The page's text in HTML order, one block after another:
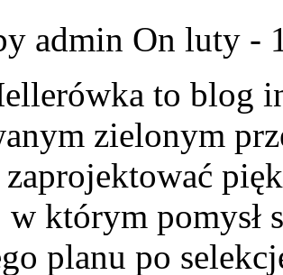
admin On luty -
to blog
zielonym
zaprojektować
w którym pomysł
planu po